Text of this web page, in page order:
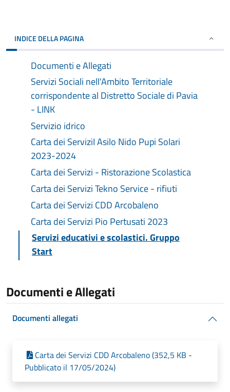
INDICE DELLA PAGINA
Documenti e Allegati
Servizi Sociali nell'Ambito Territoriale
corrispondente al Distretto Sociale di Pavia
- LINK
Servizio idrico
Carta dei ServiziI Asilo Nido Pupi Solari
2023-2024
Carta dei Servizi - Ristorazione Scolastica
Carta dei Servizi Tekno Service - rifiuti
Carta dei Servizi CDD Arcobaleno
Carta dei Servizi Pio Pertusati 2023
Servizi educativi e scolastici. Gruppo
Start
Documenti e Allegati
Documenti allegati
Carta dei Servizi CDD Arcobaleno (352,5 KB -
Pubblicato il 17/05/2024)